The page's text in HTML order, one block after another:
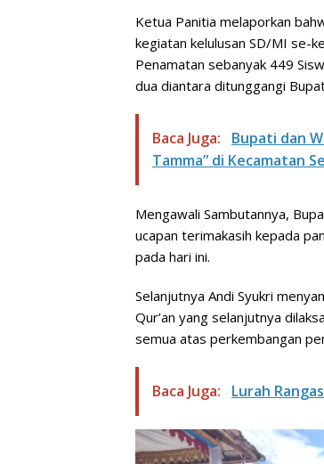
Ketua Panitia melaporkan
kegiatan kelulusan SD/MI se-
Penamatan sebanyak 449
dua diantara ditunggangi
Baca Juga:
Bupati dan
Tamma” di Kecamatan
Mengawali Sambutannya,
ucapan terimakasih kepada
pada hari ini.
Selanjutnya Andi Syukri
Qur’an yang selanjutnya
semua atas perkembangan
Baca Juga: Lurah